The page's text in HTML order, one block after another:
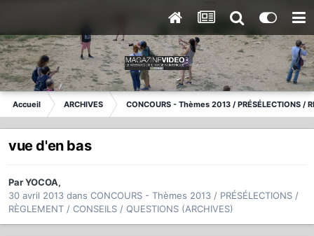
Accueil ARCHIVES CONCOURS - Thèmes 2013 / PRÉSÉLECTIONS /
vue d'en bas
ParYOCOA,
30 avril 2013 dans CONCOURS - Thèmes 2013 / PRÉSÉLECTIONS /
RÈGLEMENT / CONSEILS / QUESTIONS (ARCHIVES)